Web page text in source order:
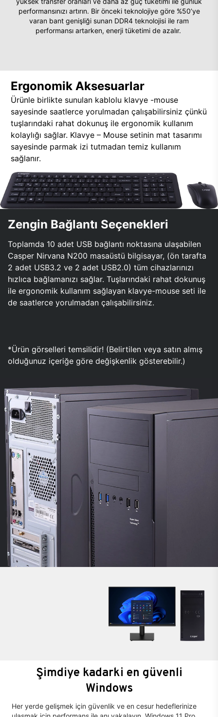
performansınızı artırın. Bir önceki teknolojiye göre %50’ye
varan bant genişliği sunan DDR4 teknolojisi ile ram
performansı artarken, enerji tüketimi de azalır.
Ergonomik Aksesuarlar
Ürünle birlikte sunulan kablolu klavye -mouse
sayesinde saatlerce yorulmadan çalışabilirsiniz çünkü
tuşlarındaki rahat dokunuş ile ergonomik kullanım
kolaylığı sağlar. Klavye – Mouse setinin mat tasarımı
sayesinde parmak izi tutmadan temiz kullanım
sağlanır.
Zengin Bağlantı Seçenekleri
Toplamda 10 adet USB bağlantı noktasına ulaşabilen
Casper Nirvana N200 masaüstü bilgisayar, (ön tarafta
2 adet USB3.2 ve 2 adet USB2.0) tüm cihazlarınızı
hızlıca bağlamanızı sağlar. Tuşlarındaki rahat dokunuş
ile ergonomik kullanım sağlayan klavye-mouse seti ile
de saatlerce yorulmadan çalışabilirsiniz.
*Ürün görselleri temsilidir! (Belirtilen veya satın almış
olduğunuz içeriğe göre değişkenlik gösterebilir.)
Şimdiye kadarki en güvenli
Windows
Her yerde gelişmek için güvenlik ve en cesur hedeflerinize